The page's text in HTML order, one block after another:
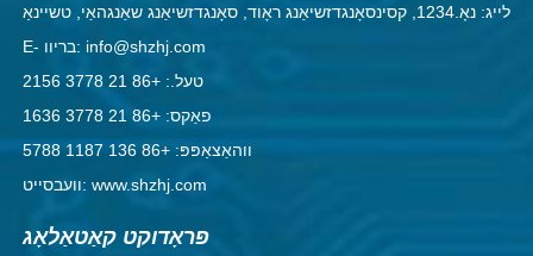
לייג: נאָ.1234, קסינסאָנגדזשיאַנג ראָוד, סאָנגדזשיאַנג שאַנגהאַי, טשיינאַ
E- בריוו: info@shzhj.com
טעל.: +86 21 3778 2156
פאַקס: +86 21 3778 1636
ווהאַצאַפּפּ: +86 136 1187 5788
וועבסייט: www.shzhj.com
פּראָדוקט קאַטאַלאָג